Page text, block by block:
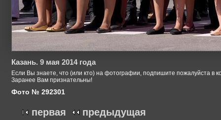
Казань. 9 мая 2014 года
Если Вы знаете, что (или кто) на фотографии, подпишите пожалуйста в
Заранее Вам признательны!
Фото № 292301
первая предыдущая